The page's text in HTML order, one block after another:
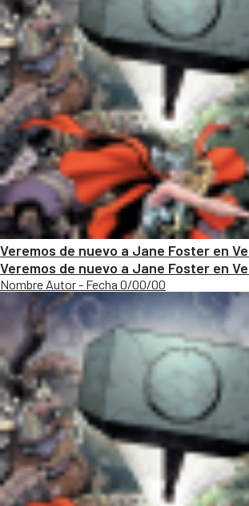
Veremos de nuevo a Jane Foster en
Veremos de nuevo a Jane Foster en
Nombre Autor - Fecha 0/00/00